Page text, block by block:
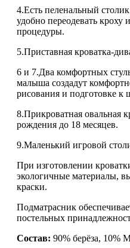
4.Есть пеленальный
удобно переодевать кроху
процедуры.
5.Приставная кроватка-
6 и 7.Два комфортных
малыша создадут
рисования и подготовке к
8.Прикроватная овальная
рождения до 18 месяцев.
9.Маленький игровой
При изготовлении
экологичные материалы,
краски.
Подматрасник
постельных
Состав: 90% берёза, 10%